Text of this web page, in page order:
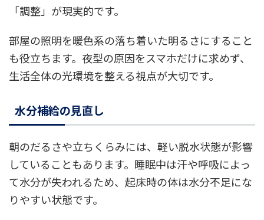
「調整」が現実的です。
部屋の照明を暖色系の落ち着いた明るさにすること
も役立ちます。夜型の原因をスマホだけに求めず、
生活全体の光環境を整える視点が大切です。
水分補給の見直し
朝のだるさや立ちくらみには、軽い脱水状態が影響
していることもあります。睡眠中は汗や呼吸によっ
て水分が失われるため、起床時の体は水分不足にな
りやすい状態です。